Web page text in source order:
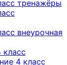
тренажёры
внеурочная
класс
4 класс